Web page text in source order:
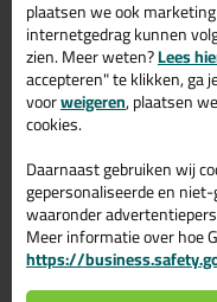
Omschrijving
Reviews voor:
2mm - 15 tot
Dit product wordt
gebaseerd op1review
Clips zeer sterk
doch verwijderen
plaatsen we ook
internetgedrag kunnen
zien. Meer weten?Lees
accepteren" te klikken, ga
voorweigeren, plaatsen
cookies.
Daarnaast gebruiken wij
gepersonaliseerde en
waaronder
Meer informatie over hoe
https://